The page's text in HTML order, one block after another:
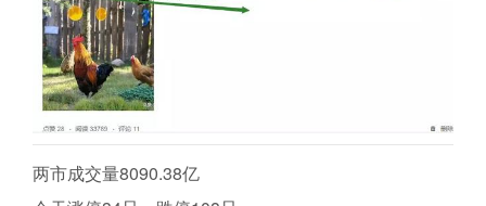
两市成交量8090.38亿